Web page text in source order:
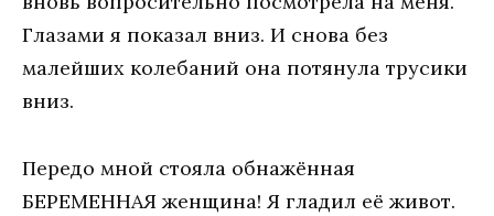
Глазами я показал вниз. И снова без
малейших колебаний она потянула трусики
вниз.
Передо мной стояла обнажённая
БЕРЕМЕННАЯ женщина! Я гладил её живот.